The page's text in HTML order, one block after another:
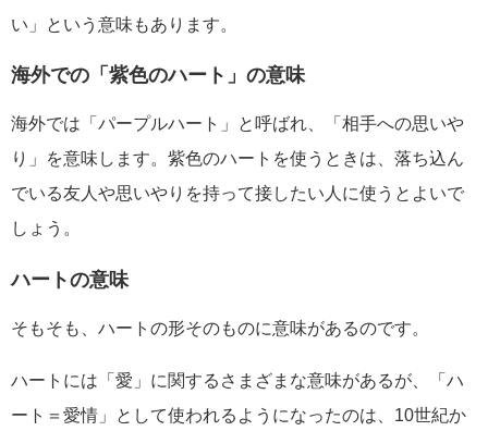
い」という意味もあります。
海外での「紫色のハート」の意味
海外では「パープルハート」と呼ばれ、「相手への思いや
り」を意味します。紫色のハートを使うときは、落ち込ん
でいる友人や思いやりを持って接したい人に使うとよいで
しょう。
ハートの意味
そもそも、ハートの形そのものに意味があるのです。
ハートには「愛」に関するさまざまな意味があるが、「ハ
ート＝愛情」として使われるようになったのは、10世紀か